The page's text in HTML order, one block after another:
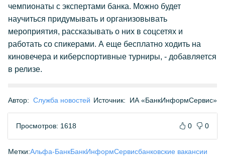
чемпионаты с экспертами банка. Можно будет
научиться придумывать и организовывать
мероприятия, рассказывать о них в соцсетях и
работать со спикерами. А еще бесплатно ходить на
киновечера и киберспортивные турниры, - добавляется
в релизе.
Автор: Служба новостей Источник: ИА «БанкИнформСервис»
Просмотров: 1618 0 0
Метки:Альфа-БанкБанкИнформСервисбанковские вакансии